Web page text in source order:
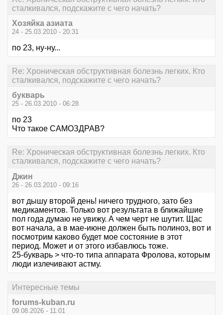
сталкивался, подскажите с чего начать?
Хозяйка азиата
24 - 25.03.2010 - 20:31
по 23, ну-ну...
Re: Хроническая обструктивная болезнь легких. Кто
сталкивался, подскажите с чего начать?
букварь
25 - 26.03.2010 - 06:28
по 23
Что такое САМОЗДРАВ?
Re: Хроническая обструктивная болезнь легких. Кто
сталкивался, подскажите с чего начать?
Джин
26 - 26.03.2010 - 09:16
вот дышу второй день! ничего трудного, зато без
медикаментов. Только вот результата в ближайшие
пол года думаю не увижу. А чем черт не шутит. Щас
вот начала, а в мае-июне должен быть полиноз, вот и
посмотрим каково будет мое состояние в этот
период. Может и от этого избавлюсь тоже.
25-букварь > что-то типа аппарата Фролова, которым
люди излечивают астму.
Интересные темы
forums-kuban.ru
09.08.2026 - 11:01